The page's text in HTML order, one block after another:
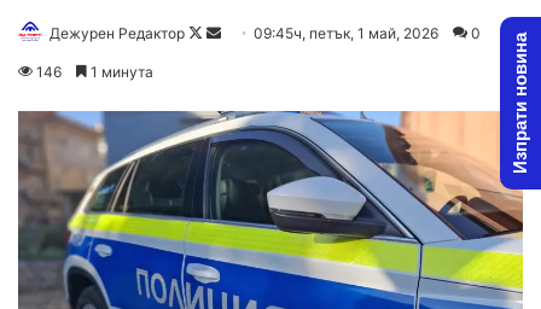
Дежурен Редактор
Follow
Send09:45ч, петък, 1 май, 2026 0
146 1 минута Изпрати новина